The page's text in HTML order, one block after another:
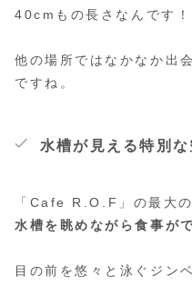
40cmもの長さなんです！
他の場所ではなかなか出
ですね。
水槽が見える特別な
「Cafe R.O.F」の最大
水槽を眺めながら食事が
目の前を悠々と泳ぐジン